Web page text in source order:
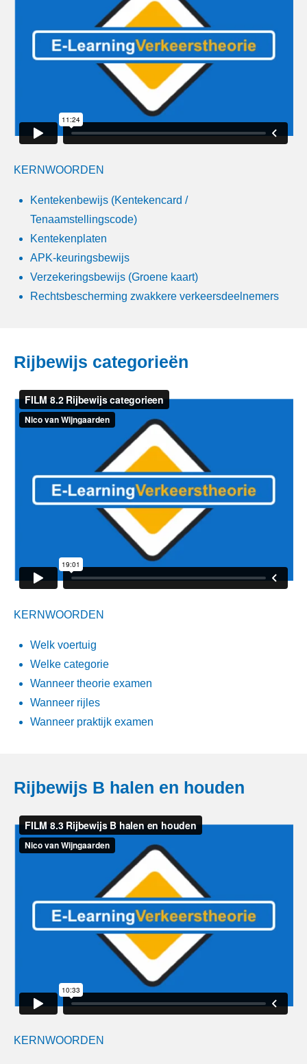
KERNWOORDEN
Kentekenbewijs (Kentekencard /
Tenaamstellingscode)
Kentekenplaten
APK-keuringsbewijs
Verzekeringsbewijs (Groene kaart)
Rechtsbescherming zwakkere verkeersdeelnemers
Rijbewijs categorieën
KERNWOORDEN
Welk voertuig
Welke categorie
Wanneer theorie examen
Wanneer rijles
Wanneer praktijk examen
Rijbewijs B halen en houden
KERNWOORDEN